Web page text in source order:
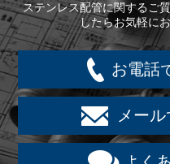
ステンレス配管に関するご
したらお気軽に
お電話
メール